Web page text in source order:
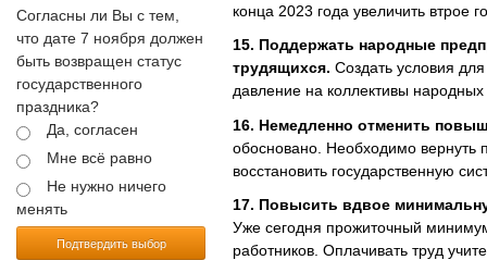
Согласны ли Вы с тем,
что дате 7 ноября должен
быть возвращен статус
государственного
праздника?
Да, согласен
Мне всё равно
Не нужно ничего
менять
Подтвердить выбор
конца 2023 года увеличить втрое
15. Поддержать народные
трудящихся. Создать условия
давление на коллективы
16. Немедленно отменить
обосновано. Необходимо
восстановить государственную
17. Повысить вдвое
Уже сегодня прожиточный
работников. Оплачивать труд